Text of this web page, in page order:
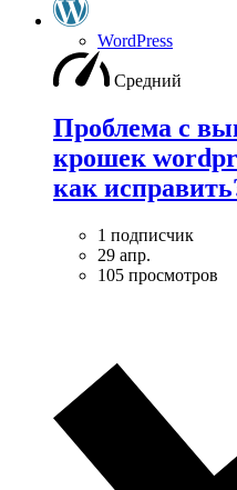
WordPress
Средний
Проблема с
крошек
как
1 подписчик
29 апр.
105 просмотров